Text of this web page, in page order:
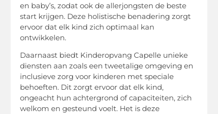
en baby’s, zodat ook de allerjongsten de beste
start krijgen. Deze holistische benadering zorgt
ervoor dat elk kind zich optimaal kan
ontwikkelen.
Daarnaast biedt Kinderopvang Capelle unieke
diensten aan zoals een tweetalige omgeving en
inclusieve zorg voor kinderen met speciale
behoeften. Dit zorgt ervoor dat elk kind,
ongeacht hun achtergrond of capaciteiten, zich
welkom en gesteund voelt. Het is deze